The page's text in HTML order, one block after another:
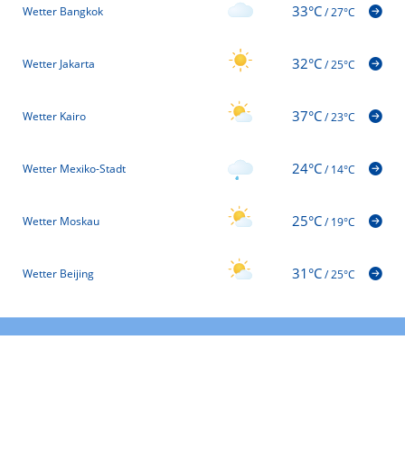
Wetter Bangkok 33°C/27°C
Wetter Jakarta 32°C/25°C
Wetter Kairo 37°C/23°C
Wetter Mexiko-Stadt 24°C/14°C
Wetter Moskau 25°C/19°C
Wetter Beijing 31°C/25°C